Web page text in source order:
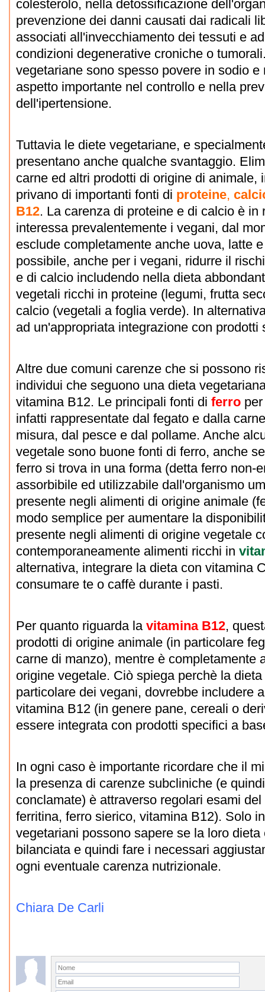
colesterolo, nella detossificazione
prevenzione dei danni causati dai radicali
associati all'invecchiamento dei tessuti e
condizioni degenerative croniche o
vegetariane sono spesso povere in sodio
aspetto importante nel controllo e nella
dell'ipertensione.
Tuttavia le diete vegetariane, e
presentano anche qualche svantaggio.
carne ed altri prodotti di origine di animale,
privano di importanti fonti di proteine,
B12. La carenza di proteine e di calcio è in
interessa prevalentemente i vegani, dal
esclude completamente anche uova, latte
possibile, anche per i vegani, ridurre il
e di calcio includendo nella dieta
vegetali ricchi in proteine (legumi, frutta
calcio (vegetali a foglia verde). In
ad un'appropriata integrazione con prodotti
Altre due comuni carenze che si possono
individui che seguono una dieta
vitamina B12. Le principali fonti di ferro
infatti rappresentate dal fegato e dalla
misura, dal pesce e dal pollame. Anche
vegetale sono buone fonti di ferro, anche
ferro si trova in una forma (detta ferro non-
assorbibile ed utilizzabile dall'organismo
presente negli alimenti di origine animale
modo semplice per aumentare la
presente negli alimenti di origine vegetale
contemporaneamente alimenti ricchi in
alternativa, integrare la dieta con vitamina
consumare te o caffè durante i pasti.
Per quanto riguarda la vitamina B12,
prodotti di origine animale (in particolare
carne di manzo), mentre è completamente
origine vegetale. Ciò spiega perchè la
particolare dei vegani, dovrebbe includere
vitamina B12 (in genere pane, cereali o
essere integrata con prodotti specifici a
In ogni caso è importante ricordare che il
la presenza di carenze subcliniche (e
conclamate) è attraverso regolari esami
ferritina, ferro sierico, vitamina B12). Solo
vegetariani possono sapere se la loro dieta
bilanciata e quindi fare i necessari
ogni eventuale carenza nutrizionale.
Chiara De Carli